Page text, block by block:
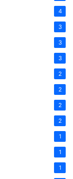
4
3
3
3
2
2
2
2
1
1
1